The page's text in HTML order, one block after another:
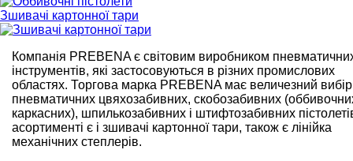
Зшивачі картонної тари
Компанія PREBENA є світовим виробником
інструментів, які застосовуються в різних промислових
областях. Торгова марка PREBENA має величезний вибір
пневматичних цвяхозабивних, скобозабивних
каркасних), шпилькозабивних і штифтозабивних
асортименті є і зшивачі картонної тари, також є лінійка
механічних степлерів.